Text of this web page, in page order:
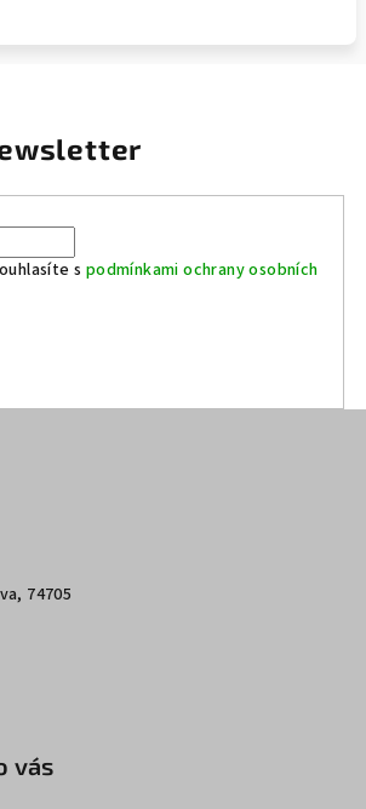
s podmínkami ochrany osobních
74705
vás